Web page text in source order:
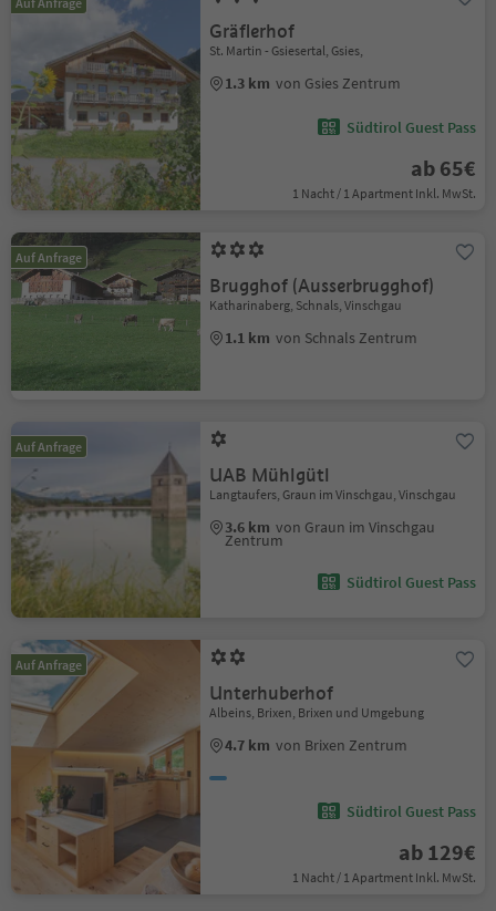
Gräflerhof
St. Martin - Gsiesertal, Gsies,
1.3 km von Gsies Zentrum
Südtirol Guest Pass
ab 65€
1 Nacht / 1 Apartment Inkl. MwSt.
Auf Anfrage
Brugghof (Ausserbrugghof)
Katharinaberg, Schnals, Vinschgau
1.1 km von Schnals Zentrum
Auf Anfrage
UAB Mühlgütl
Langtaufers, Graun im Vinschgau, Vinschgau
3.6 km von Graun im Vinschgau
Zentrum
Südtirol Guest Pass
Auf Anfrage
Unterhuberhof
Albeins, Brixen, Brixen und Umgebung
4.7 km von Brixen Zentrum
Südtirol Guest Pass
ab 129€
1 Nacht / 1 Apartment Inkl. MwSt.